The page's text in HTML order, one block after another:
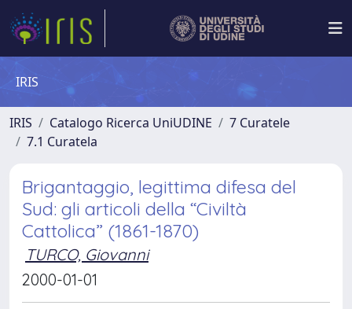
IRIS
IRIS Catalogo Ricerca UniUDINE
7 Curatele
7.1 Curatela
Brigantaggio, legittima difesa del
Sud: gli articoli della “Civiltà
Cattolica” (1861-1870)
TURCO, Giovanni
2000-01-01